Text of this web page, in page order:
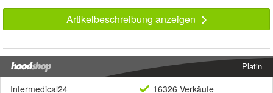
Artikelbeschreibung anzeigen
Platin
Intermedical24
16326 Verkäufe